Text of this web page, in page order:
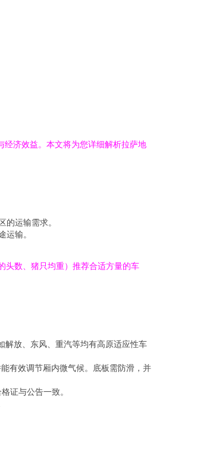
经济效益。本文将为您详细解析拉萨地
运输需求。
输。
头数、猪只均重）推荐合适方量的车
解放、东风、重汽等均有高原适应性车
有效调节厢内微气候。底板需防滑，并
证与公告一致。